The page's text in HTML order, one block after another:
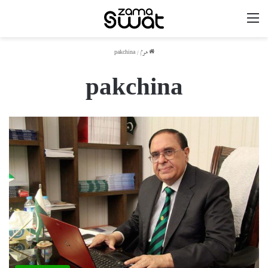
ھوم /
pakchina
pakchina